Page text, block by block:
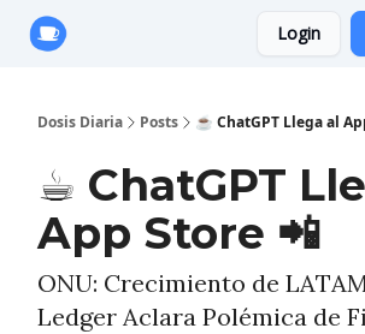
Login
Dosis Diaria Posts ☕️ ChatGPT Llega al
☕️ ChatGPT
App Store 📲
ONU: Crecimiento de
Ledger Aclara Polémica de